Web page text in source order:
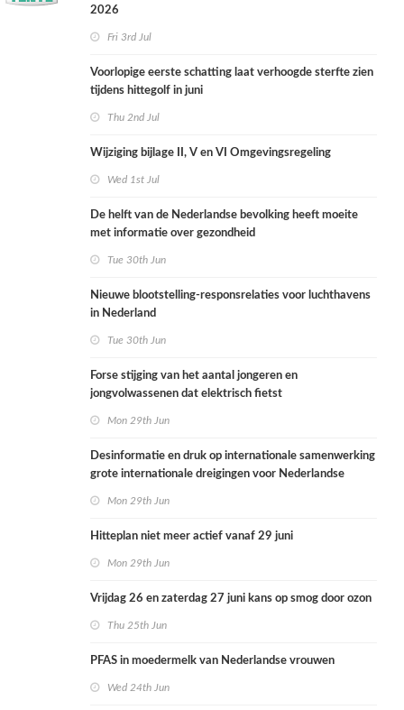
2026
Fri 3rd Jul
Voorlopige eerste schatting laat verhoogde sterfte zien
tijdens hittegolf in juni
Thu 2nd Jul
Wijziging bijlage II, V en VI Omgevingsregeling
Wed 1st Jul
De helft van de Nederlandse bevolking heeft moeite
met informatie over gezondheid
Tue 30th Jun
Nieuwe blootstelling-responsrelaties voor luchthavens
in Nederland
Tue 30th Jun
Forse stijging van het aantal jongeren en
jongvolwassenen dat elektrisch fietst
Mon 29th Jun
Desinformatie en druk op internationale samenwerking
grote internationale dreigingen voor Nederlandse
Mon 29th Jun
Hitteplan niet meer actief vanaf 29 juni
Mon 29th Jun
Vrijdag 26 en zaterdag 27 juni kans op smog door ozon
Thu 25th Jun
PFAS in moedermelk van Nederlandse vrouwen
Wed 24th Jun